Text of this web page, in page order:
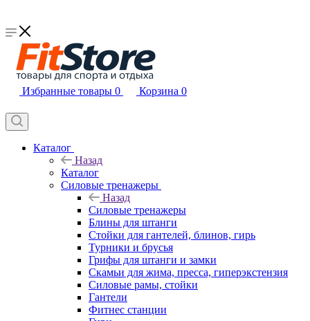
Избранные товары 0 Корзина 0
Каталог
Назад
Каталог
Силовые тренажеры
Назад
Силовые тренажеры
Блины для штанги
Стойки для гантелей, блинов, гирь
Турники и брусья
Грифы для штанги и замки
Скамьи для жима, пресса, гиперэкстензия
Силовые рамы, стойки
Гантели
Фитнес станции